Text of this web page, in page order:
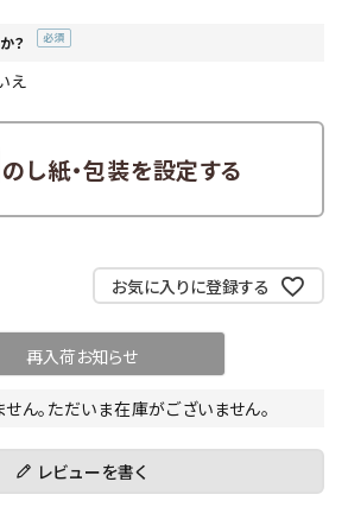
？
え
のし紙・包装を設定する
お気に入りに登録する
再入荷お知らせ
ん。ただいま在庫がございません。
レビューを書く